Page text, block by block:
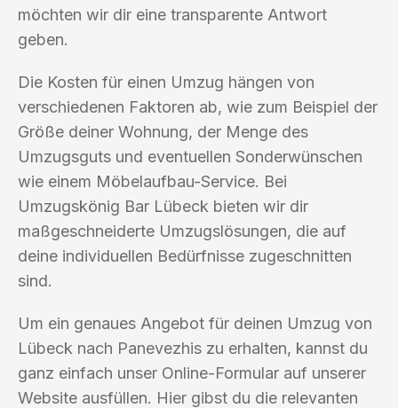
möchten wir dir eine transparente Antwort
geben.
Die Kosten für einen Umzug hängen von
verschiedenen Faktoren ab, wie zum Beispiel der
Größe deiner Wohnung, der Menge des
Umzugsguts und eventuellen Sonderwünschen
wie einem Möbelaufbau-Service. Bei
Umzugskönig Bar Lübeck bieten wir dir
maßgeschneiderte Umzugslösungen, die auf
deine individuellen Bedürfnisse zugeschnitten
sind.
Um ein genaues Angebot für deinen Umzug von
Lübeck nach Panevezhis zu erhalten, kannst du
ganz einfach unser Online-Formular auf unserer
Website ausfüllen. Hier gibst du die relevanten